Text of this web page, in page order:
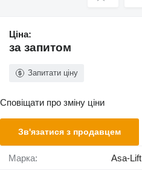
Ціна:
за запитом
Запитати ціну
Сповіщати про зміну ціни
Зв'язатися з продавцем
Марка: Asa-Lift